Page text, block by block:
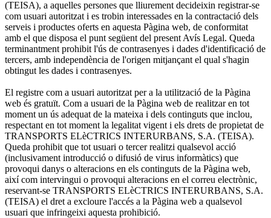
(TEISA), a aquelles persones que lliurement decideixin registrar-se
com usuari autoritzat i es trobin interessades en la contractació dels
serveis i productes oferts en aquesta Pàgina web, de conformitat
amb el que disposa el punt següent del present Avís Legal. Queda
terminantment prohibit l'ús de contrasenyes i dades d'identificació de
tercers, amb independència de l'origen mitjançant el qual s'hagin
obtingut les dades i contrasenyes.
El registre com a usuari autoritzat per a la utilització de la Pàgina
web és gratuït. Com a usuari de la Pàgina web de realitzar en tot
moment un ús adequat de la mateixa i dels continguts que inclou,
respectant en tot moment la legalitat vigent i els drets de propietat de
TRANSPORTS ELèCTRICS INTERURBANS, S.A. (TEISA).
Queda prohibit que tot usuari o tercer realitzi qualsevol acció
(inclusivament introducció o difusió de virus informàtics) que
provoqui danys o alteracions en els continguts de la Pàgina web,
així com intervingui o provoqui alteracions en el correu electrònic,
reservant-se TRANSPORTS ELèCTRICS INTERURBANS, S.A.
(TEISA) el dret a excloure l'accés a la Pàgina web a qualsevol
usuari que infringeixi aquesta prohibició.